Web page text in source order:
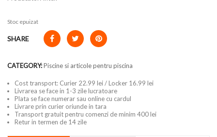
Stoc epuizat
SHARE
CATEGORY:Piscine si articole pentru piscina
Cost transport: Curier 22.99 lei / Locker 16.99 lei
Livrarea se face in 1-3 zile lucratoare
Plata se face numerar sau online cu cardul
Livrare prin curier oriunde in tara
Transport gratuit pentru comenzi de minim 400 lei
Retur in termen de 14 zile